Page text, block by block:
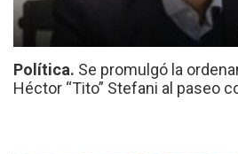
Política. Se promulgó la
Héctor “Tito” Stefani al paseo